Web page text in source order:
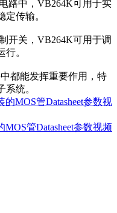
路中，VB264K可用于实
传输。
开关，VB264K可用于调
。
都能发挥重要作用，特
统。
MOS管Datasheet参数视
管Datasheet参数视频